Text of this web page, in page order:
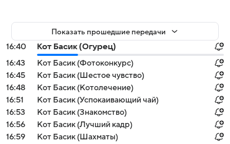
Показать прошедшие передачи
16:40
Кот Басик (Огурец)
16:43
Кот Басик (Фотоконкурс)
16:45
Кот Басик (Шестое чувство)
16:48
Кот Басик (Котолечение)
16:51
Кот Басик (Успокаивающий чай)
16:53
Кот Басик (Знакомство)
16:56
Кот Басик (Лучший кадр)
16:59
Кот Басик (Шахматы)